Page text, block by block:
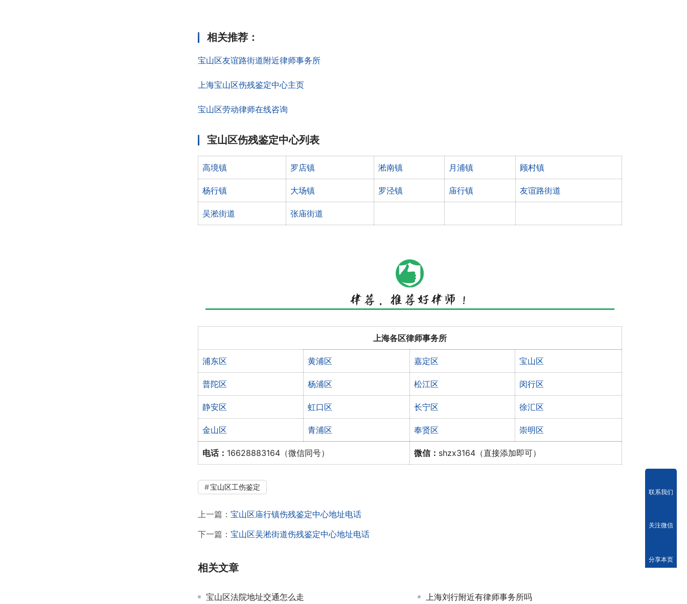
相关推荐 ：
宝山区友谊路街道附近律师事务所
上海宝山区伤残鉴定中心主页
宝山区劳动律师在线咨询
宝山区伤残鉴定中心列表
高境镇 罗店镇 淞南镇 月浦镇 顾村镇
杨行镇 大场镇 罗泾镇 庙行镇 友谊路街道
吴淞街道 张庙街道
上海各区律师事务所
浦东区 黄浦区 嘉定区 宝山区
普陀区 杨浦区 松江区 闵行区
静安区 虹口区 长宁区 徐汇区
金山区 青浦区 奉贤区 崇明区
电话： 16628883164（微信同号） 微信： shzx3164（直接添加即可）
宝山区工伤鉴定
上一篇： 宝山区庙行镇伤残鉴定中心地址电话
下一篇： 宝山区吴淞街道伤残鉴定中心地址电话
相关文章
宝山区法院地址交通怎么走 上海刘行附近有律师事务所吗
联系我们
关注微信
分享本页